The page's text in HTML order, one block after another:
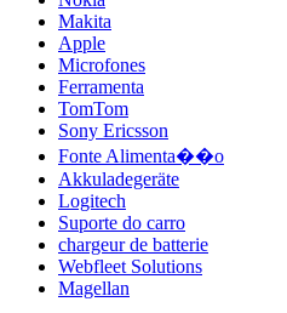
Makita
Apple
Microfones
Ferramenta
TomTom
Sony Ericsson
Fonte Alimenta��o
Akkuladegeräte
Logitech
Suporte do carro
chargeur de batterie
Webfleet Solutions
Magellan